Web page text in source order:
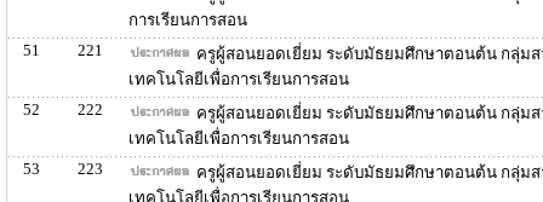
การเรียนการสอน
51
221
ครูผู้สอนยอดเยี่ยม ระดับมัธยมศึกษาตอนต้น กลุ่ม
เทคโนโลยีเพื่อการเรียนการสอน
52
222
ครูผู้สอนยอดเยี่ยม ระดับมัธยมศึกษาตอนต้น กลุ่ม
เทคโนโลยีเพื่อการเรียนการสอน
53
223
ครูผู้สอนยอดเยี่ยม ระดับมัธยมศึกษาตอนต้น กลุ่มส
เทคโนโลยีเพื่อการเรียนการสอน